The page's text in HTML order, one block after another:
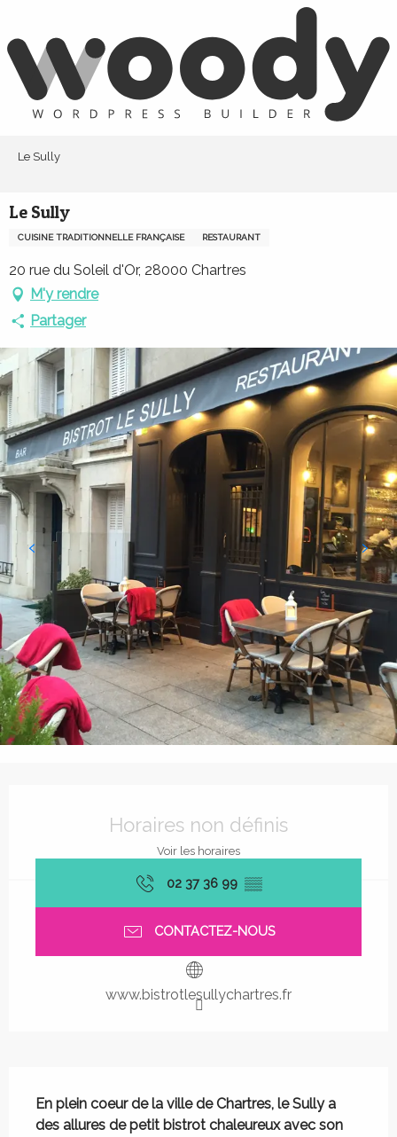
contenu
principal
Le Sully
Le Sully
CUISINE TRADITIONNELLE FRANÇAISE RESTAURANT
20 rue du Soleil d'Or, 28000 Chartres
M'y rendre
Partager
Horaires non définis
Voir les horaires
02 37 36 99 ▒▒
CONTACTEZ-NOUS
www.bistrotlesullychartres.fr
En plein coeur de la ville de Chartres, le Sully a
des allures de petit bistrot chaleureux avec son